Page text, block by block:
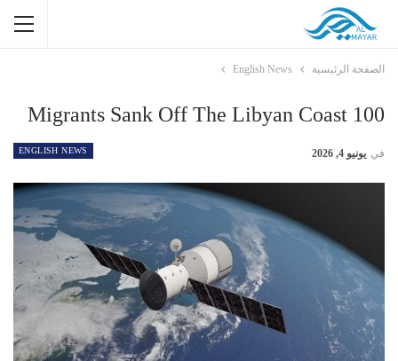
الصفحة الرئيسية English News
100 Migrants Sank Off The Libyan Coast
ENGLISH NEWS في يونيو 4, 2026